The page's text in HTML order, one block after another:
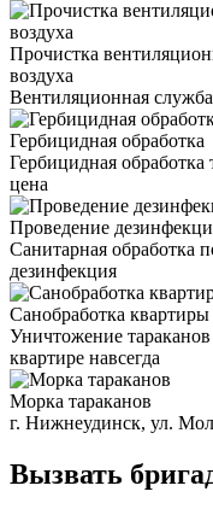
Прочистка
воздуха
Вентиляционная
Гербицидная обработка
Гербицидная
цена
Проведение
Санитарная обработка
дезинфекция
Санобработка квартиры
Уничтожение
квартире навсегда
Морка тараканов
г. Нижнеудинск, ул.
Вызвать